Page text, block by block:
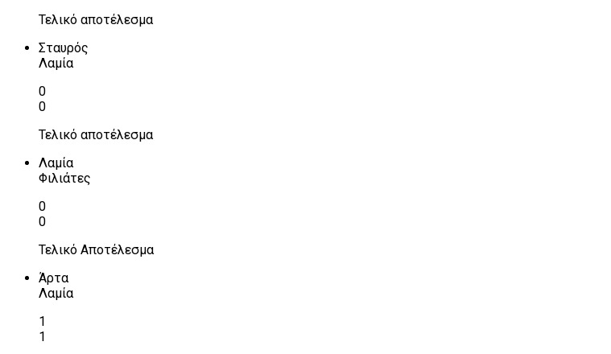
Τελικό αποτέλεσμα
Σταυρός
Λαμία
0
0
Τελικό αποτέλεσμα
Λαμία
Φιλιάτες
0
0
Τελικό Αποτέλεσμα
Άρτα
Λαμία
1
1